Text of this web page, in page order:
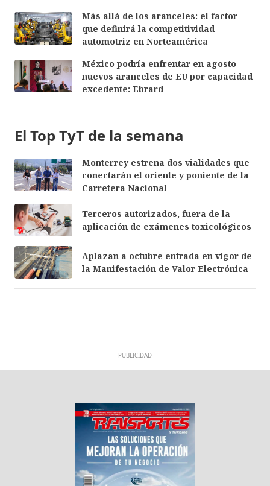
Más allá de los aranceles: el factor
que definirá la competitividad
automotriz en Norteamérica
México podría enfrentar en agosto
nuevos aranceles de EU por capacidad
excedente: Ebrard
El Top TyT de la semana
Monterrey estrena dos vialidades que
conectarán el oriente y poniente de la
Carretera Nacional
Terceros autorizados, fuera de la
aplicación de exámenes toxicológicos
Aplazan a octubre entrada en vigor de
la Manifestación de Valor Electrónica
PUBLICIDAD